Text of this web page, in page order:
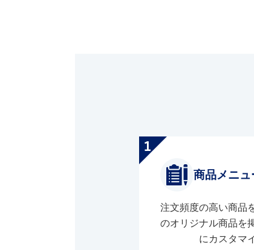
商品メニ
注文頻度の高い商品
のオリジナル商品を
にカスタマ